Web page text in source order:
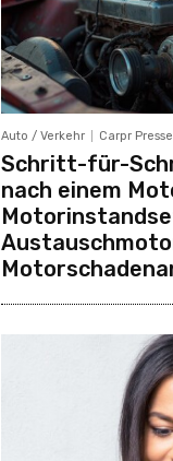
Auto / Verkehr Carpr
Schritt-für-
nach einem